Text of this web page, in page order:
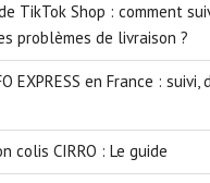
TikTok Shop : comment
problèmes de livraison ?
EXPRESS en France :
colis CIRRO : Le guide